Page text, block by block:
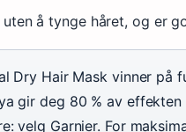
å tynge håret, og er
Dry Hair Mask vinner
gir deg 80 % av
velg Garnier. For